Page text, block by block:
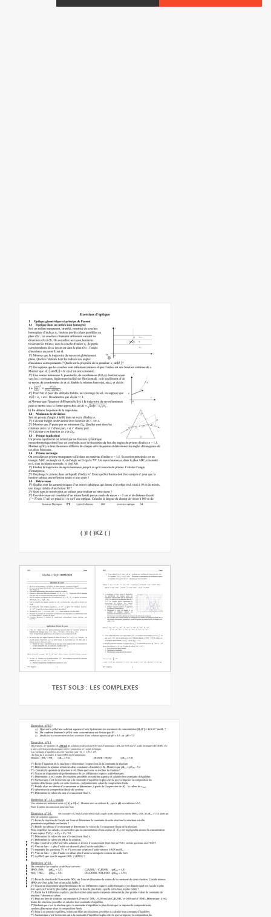
( )I ( )KZ ( )
TEST SOL3 : LES COMPLEXES